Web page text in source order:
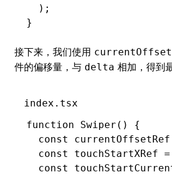
  );
}
接下来，我们使用
件的偏移量，与 delta 相加，得到
index.tsx
function Swiper () {
  const
currentOffsetRef
  const
touchStartXRef =
  const